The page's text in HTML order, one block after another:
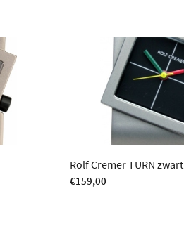
Rolf Cremer TURN zwart
€159,00